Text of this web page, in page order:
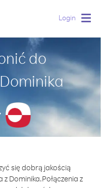
Login
do
się dobrą jakością
z Dominika.Połączenia z